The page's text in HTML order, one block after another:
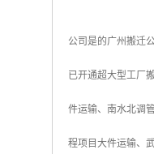
公司是的广州搬迁
已开通超大型工厂
件运输、南水北调
程项目大件运输、